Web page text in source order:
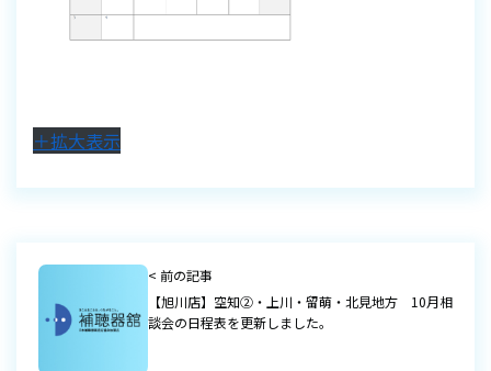
＋拡大表示
< 前の記事
【旭川店】空知②・上川・留萌・北見地方 10月相
談会の日程表を更新しました。